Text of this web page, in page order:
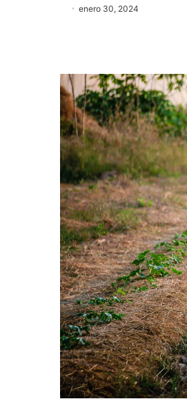
enero 30, 2024